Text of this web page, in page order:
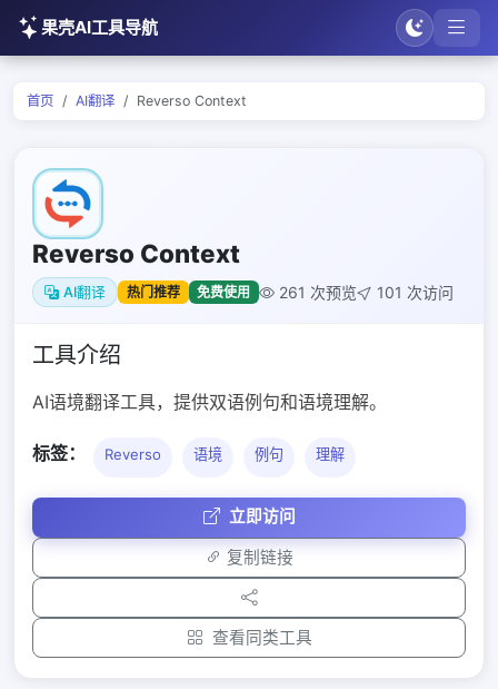
果壳AI工具导航
首页 AI翻译 Reverso Context
Reverso Context
AI翻译 热门推荐 免费使用 261 次预览 101 次访问
工具介绍
AI语境翻译工具，提供双语例句和语境理解。
标签： Reverso 语境 例句 理解
立即访问
复制链接
查看同类工具